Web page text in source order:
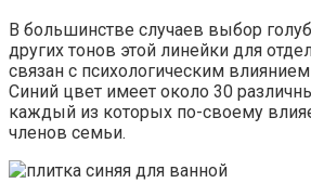
В большинстве случаев выбор
других тонов этой линейки для
связан с психологическим
Синий цвет имеет около 30
каждый из которых по-своему
членов семьи.